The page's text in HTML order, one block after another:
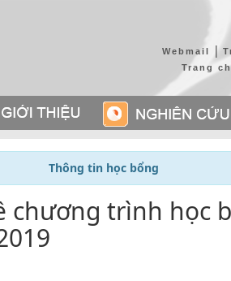
Webmail |
Trang
Thông tin học bổng
chương trình học